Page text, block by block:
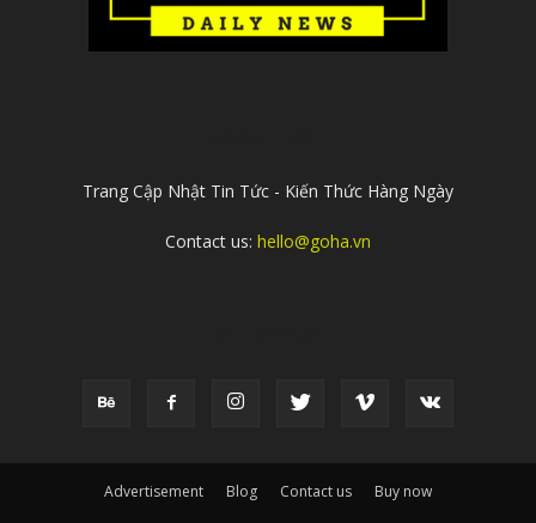
Trang Cập Nhật Tin Tức - Kiến Thức Hàng Ngày
Contact us: hello@goha.vn
Advertisement Blog Contact us Buy now